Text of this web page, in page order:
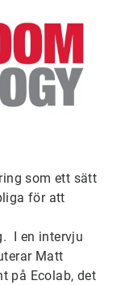
som ett sätt
för att
I en intervju
Matt
på Ecolab, det